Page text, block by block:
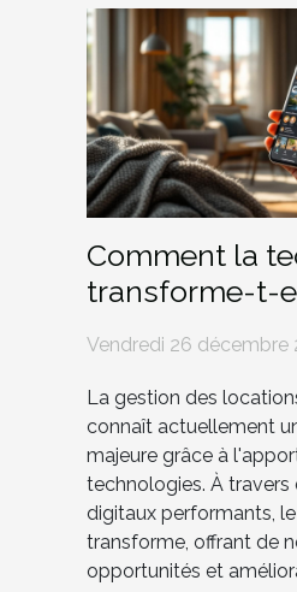
Comment la
transforme-t-
gestion des
saisonnières ?
Vendredi 26 décembre
La gestion des
connaît actuellement
majeure grâce à
technologies. À travers
digitaux performants,
transforme, offrant de
opportunités et